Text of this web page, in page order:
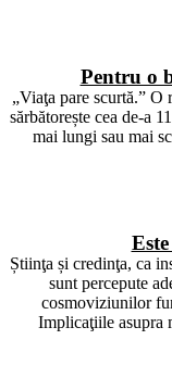
Pentru o
„Viaţa pare scurtă.” O
sărbătorește cea de-a
mai lungi sau mai
Știinţa și credinţa, ca
sunt percepute
cosmoviziunilor
Implicaţiile asupra